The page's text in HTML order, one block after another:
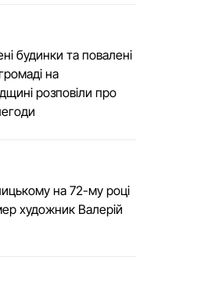
будинки та повалені
на
розповіли про
на 72-му році
художник Валерій